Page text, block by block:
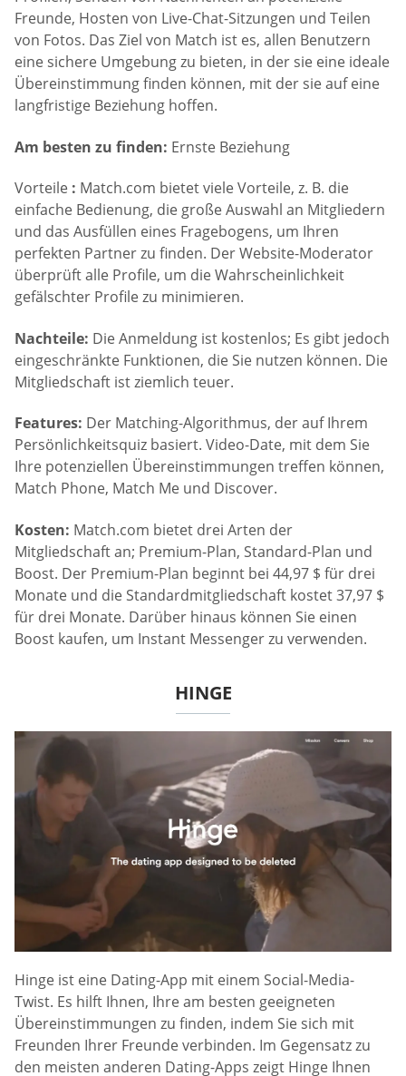
Freunde, Hosten von Live-Chat-Sitzungen und Teilen
von Fotos. Das Ziel von Match ist es, allen Benutzern
eine sichere Umgebung zu bieten, in der sie eine ideale
Übereinstimmung finden können, mit der sie auf eine
langfristige Beziehung hoffen.
Am besten zu finden: Ernste Beziehung
Vorteile : Match.com bietet viele Vorteile, z. B. die
einfache Bedienung, die große Auswahl an Mitgliedern
und das Ausfüllen eines Fragebogens, um Ihren
perfekten Partner zu finden. Der Website-Moderator
überprüft alle Profile, um die Wahrscheinlichkeit
gefälschter Profile zu minimieren.
Nachteile: Die Anmeldung ist kostenlos; Es gibt jedoch
eingeschränkte Funktionen, die Sie nutzen können. Die
Mitgliedschaft ist ziemlich teuer.
Features: Der Matching-Algorithmus, der auf Ihrem
Persönlichkeitsquiz basiert. Video-Date, mit dem Sie
Ihre potenziellen Übereinstimmungen treffen können,
Match Phone, Match Me und Discover.
Kosten: Match.com bietet drei Arten der
Mitgliedschaft an; Premium-Plan, Standard-Plan und
Boost. Der Premium-Plan beginnt bei 44,97 $ für drei
Monate und die Standardmitgliedschaft kostet 37,97 $
für drei Monate. Darüber hinaus können Sie einen
Boost kaufen, um Instant Messenger zu verwenden.
HINGE
Hinge ist eine Dating-App mit einem Social-Media-
Twist. Es hilft Ihnen, Ihre am besten geeigneten
Übereinstimmungen zu finden, indem Sie sich mit
Freunden Ihrer Freunde verbinden. Im Gegensatz zu
den meisten anderen Dating-Apps zeigt Hinge Ihnen